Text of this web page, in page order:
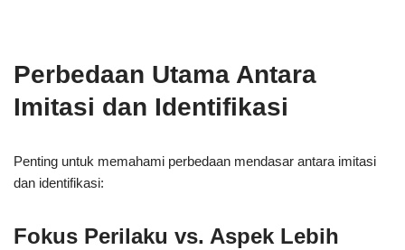
Perbedaan Utama Antara
Imitasi dan Identifikasi
Penting untuk memahami perbedaan mendasar antara imitasi
dan identifikasi:
Fokus Perilaku vs. Aspek Lebih